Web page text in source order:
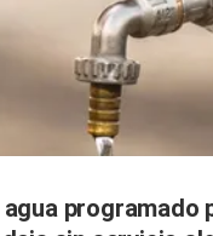
programado